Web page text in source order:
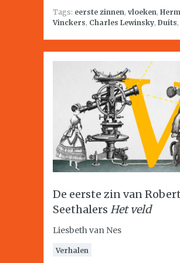
Tags: eerste zinnen, vloeken,
Vinckers, Charles Lewinsky, Duits,
De eerste zin van Robert
Seethalers Het veld
Liesbeth van Nes
Verhalen